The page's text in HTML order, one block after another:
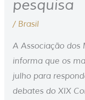
pesquisa
/ Brasil
A Associação dos
informa que os
julho para
debates do XIX